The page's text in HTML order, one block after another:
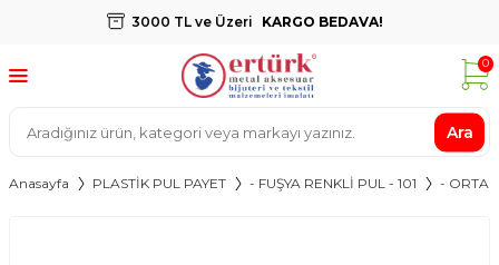
3000 TL ve Üzeri KARGO BEDAVA!
Ara
0
Anasayfa PLASTİK PUL PAYET - FUŞYA RENKLİ PUL - 101 -